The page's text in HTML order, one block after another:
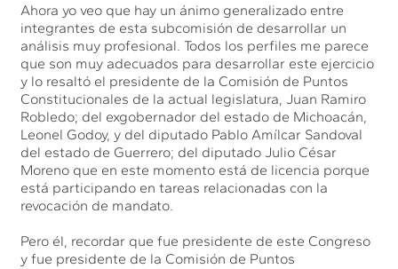
Ahora yo veo que hay un ánimo generalizado entre
integrantes de esta subcomisión de desarrollar un
análisis muy profesional. Todos los perfiles me parece
que son muy adecuados para desarrollar este ejercicio
y lo resaltó el presidente de la Comisión de Puntos
Constitucionales de la actual legislatura, Juan Ramiro
Robledo; del exgobernador del estado de Michoacán,
Leonel Godoy, y del diputado Pablo Amílcar Sandoval
del estado de Guerrero; del diputado Julio César
Moreno que en este momento está de licencia porque
está participando en tareas relacionadas con la
revocación de mandato.
Pero él, recordar que fue presidente de este Congreso
y fue presidente de la Comisión de Puntos